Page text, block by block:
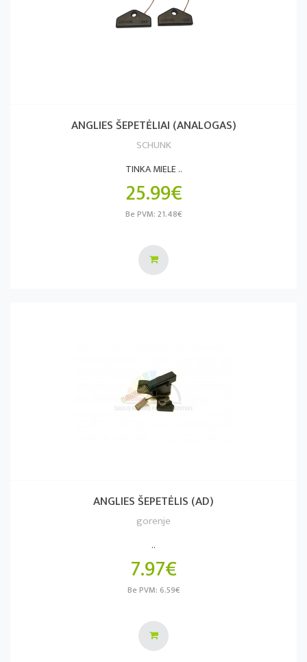
ANGLIES ŠEPETĖLIAI (ANALOGAS)
SCHUNK
TINKA MIELE ..
25.99€
Be PVM: 21.48€
ANGLIES ŠEPETĖLIS (AD)
gorenje
..
7.97€
Be PVM: 6.59€